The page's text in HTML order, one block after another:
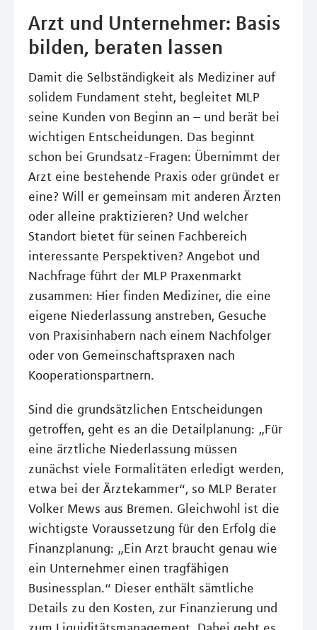
Arzt und Unternehmer: Basis
bilden, beraten lassen
Damit die Selbständigkeit als Mediziner auf
solidem Fundament steht, begleitet MLP
seine Kunden von Beginn an – und berät bei
wichtigen Entscheidungen. Das beginnt
schon bei Grundsatz-Fragen: Übernimmt der
Arzt eine bestehende Praxis oder gründet er
eine? Will er gemeinsam mit anderen Ärzten
oder alleine praktizieren? Und welcher
Standort bietet für seinen Fachbereich
interessante Perspektiven? Angebot und
Nachfrage führt der MLP Praxenmarkt
zusammen: Hier finden Mediziner, die eine
eigene Niederlassung anstreben, Gesuche
von Praxisinhabern nach einem Nachfolger
oder von Gemeinschaftspraxen nach
Kooperationspartnern.
Sind die grundsätzlichen Entscheidungen
getroffen, geht es an die Detailplanung: „Für
eine ärztliche Niederlassung müssen
zunächst viele Formalitäten erledigt werden,
etwa bei der Ärztekammer“, so MLP Berater
Volker Mews aus Bremen. Gleichwohl ist die
wichtigste Voraussetzung für den Erfolg die
Finanzplanung: „Ein Arzt braucht genau wie
ein Unternehmer einen tragfähigen
Businessplan.“ Dieser enthält sämtliche
Details zu den Kosten, zur Finanzierung und